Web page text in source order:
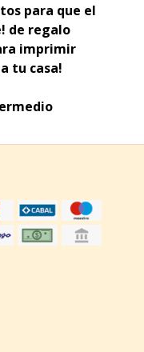
para que el
de regalo
imprimir
tu casa!